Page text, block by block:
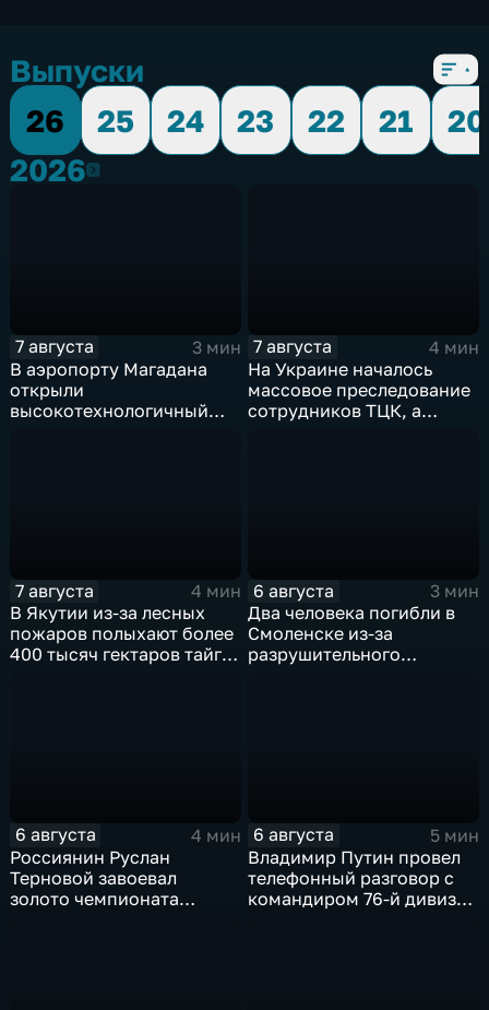
Выпуски
26
25 24 23 22 21
20
20262026
7 августа
3 мин
В аэропорту Магадана
открыли
высокотехнологичный
7 августа
4 мин
На Украине началось
массовое преследование
сотрудников ТЦК, а
7 августа
4 мин
В Якутии из-за лесных
пожаров полыхают более
400 тысяч гектаров тайги,
6 августа
3 мин
Два человека погибли в
Смоленске из-за
разрушительного
6 августа
4 мин
Россиянин Руслан
Терновой завоевал
золото чемпионата
6 августа
5 мин
Владимир Путин провел
телефонный разговор с
командиром 76-й дивизии